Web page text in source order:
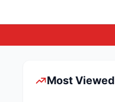
Most Viewed